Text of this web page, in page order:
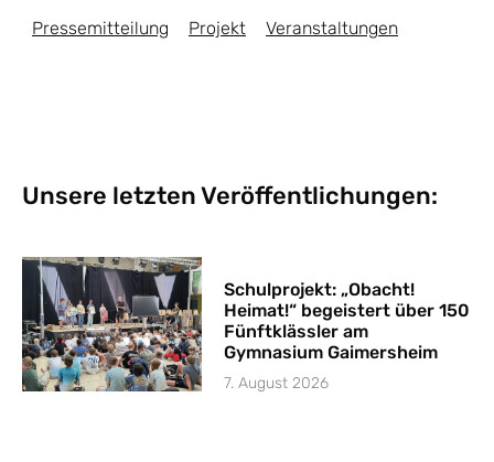
Pressemitteilung Projekt Veranstaltungen
Unsere letzten Veröffentlichungen:
Schulprojekt: „Obacht!
Heimat!“ begeistert über 150
Fünftklässler am
Gymnasium Gaimersheim
7. August 2026